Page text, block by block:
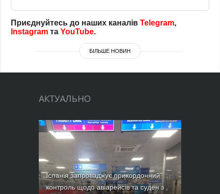
Приєднуйтесь до наших каналівTelegram,
Instagram таYouTube.
БІЛЬШЕ НОВИН
АКТУАЛЬНО
Іспанія запроваджує прикордонний
контроль щодо авіарейсів та суден з